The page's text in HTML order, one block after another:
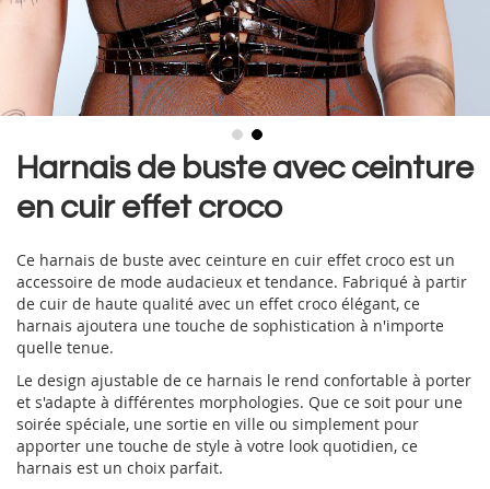
Skip
the
beginning
the
images
gallery
Harnais de buste avec ceinture
en cuir effet croco
Ce harnais de buste avec ceinture en cuir effet croco est un
accessoire de mode audacieux et tendance. Fabriqué à partir
de cuir de haute qualité avec un effet croco élégant, ce
harnais ajoutera une touche de sophistication à n'importe
quelle tenue.
Le design ajustable de ce harnais le rend confortable à porter
et s'adapte à différentes morphologies. Que ce soit pour une
soirée spéciale, une sortie en ville ou simplement pour
apporter une touche de style à votre look quotidien, ce
harnais est un choix parfait.